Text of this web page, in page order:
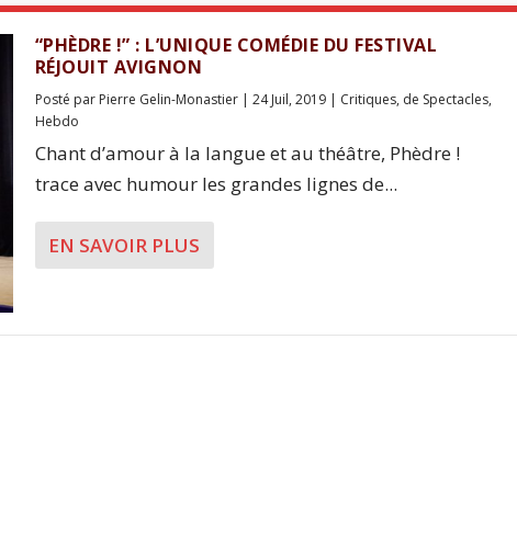
“PHÈDRE !” : L’UNIQUE COMÉDIE DU FESTIVAL
RÉJOUIT AVIGNON
Posté par Pierre Gelin-Monastier| 24 Juil, 2019| Critiques, de Spectacles,
Hebdo
Chant d’amour à la langue et au théâtre, Phèdre !
trace avec humour les grandes lignes de...
EN SAVOIR PLUS